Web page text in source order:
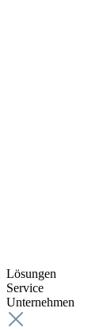
Lösungen
Service
Unternehmen